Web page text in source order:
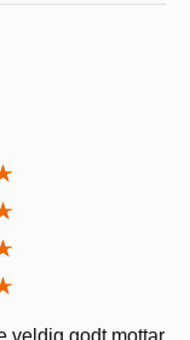
veldig godt mottar